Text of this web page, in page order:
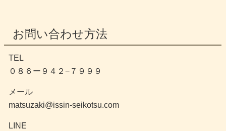
お問い合わせ方法
TEL
０８６ー９４２−７９９９
メール
matsuzaki@issin-seikotsu.com
LINE